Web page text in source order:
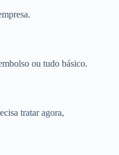
ou tudo básico.
tratar agora,